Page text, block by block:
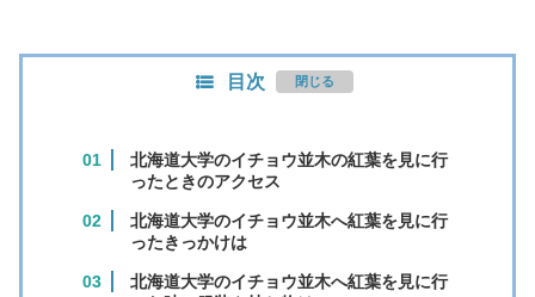
目次
北海道大学のイチョウ並木の紅葉を見に行
ったときのアクセス
北海道大学のイチョウ並木へ紅葉を見に行
ったきっかけは
北海道大学のイチョウ並木へ紅葉を見に行